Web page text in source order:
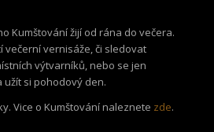
Kumštování žijí od rána do večera.
vernisáže, či sledovat
výtvarníků, nebo se jen
si pohodový den.
Vice o Kumštování naleznete zde.